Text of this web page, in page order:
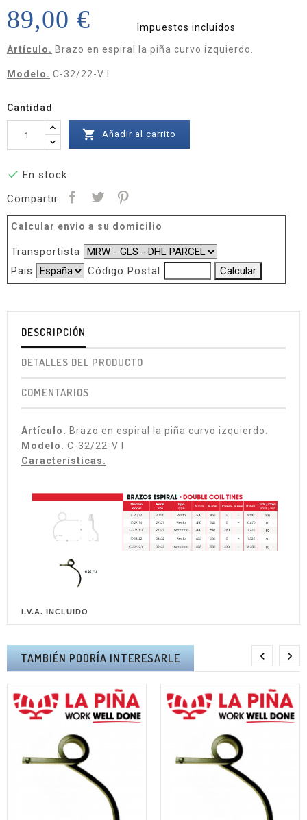
89,00 €
Impuestos incluidos
Artículo. Brazo en espiral la piña curvo izquierdo.
Modelo. C-32/22-V I
Cantidad
 Añadir al carrito
 En stock
Compartir
Calcular envio a su domicilio
Transportista
Pais
Código Postal
DESCRIPCIÓN
DETALLES DEL PRODUCTO
COMENTARIOS
Artículo. Brazo en espiral la piña curvo izquierdo.
Modelo. C-32/22-V I
Características.
I.V.A. INCLUIDO
TAMBIÉN PODRÍA INTERESARLE  